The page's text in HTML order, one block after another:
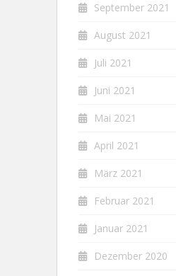
September 2021
August 2021
Juli 2021
Juni 2021
Mai 2021
April 2021
März 2021
Februar 2021
Januar 2021
Dezember 2020